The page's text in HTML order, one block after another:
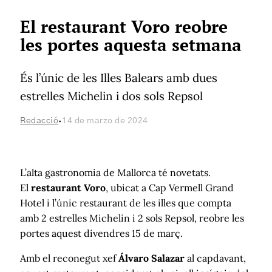
El restaurant Voro reobre
les portes aquesta setmana
És l’únic de les Illes Balears amb dues
estrelles Michelin i dos sols Repsol
Redacció· 14 de marzo de 2024
L’alta gastronomia de Mallorca té novetats.
El restaurant Voro, ubicat a Cap Vermell Grand
Hotel i l’únic restaurant de les illes que compta
amb 2 estrelles Michelin i 2 sols Repsol, reobre les
portes aquest divendres 15 de març.
Amb el reconegut xefÁlvaro Salazar al capdavant,